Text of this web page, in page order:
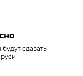
будут сдавать